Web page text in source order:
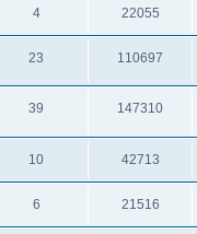
4 22055
23 110697
39 147310
10 42713
6 21516